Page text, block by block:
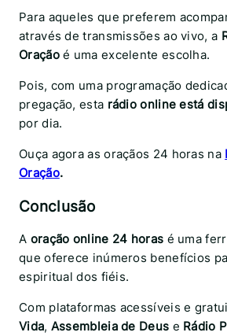
Para aqueles que preferem
através de transmissões ao vivo, a
Oraçãoé uma excelente escolha.
Pois, com uma programação
pregação, esta rádio online está
por dia.
Ouça agora as oraçãos 24 horas na
Oração.
Conclusão
A oração online 24 horas é uma
que oferece inúmeros benefícios
espiritual dos fiéis.
Com plataformas acessíveis e
Vida, Assembleia de Deus e Rádio